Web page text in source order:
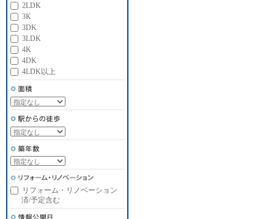
2LDK
3K
3DK
3LDK
4K
4DK
4LDK以上
リフォーム・リノベーション
済/予定含む